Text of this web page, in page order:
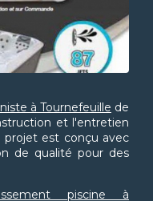
à Tournefeuille de
et l'entretien
projet est conçu avec
de qualité pour des
piscine à